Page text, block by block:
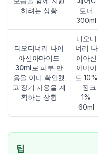
하려는 상황
토너
300ml
디오디너리 나이
아신아마이드
30ml로 피부 반
응을 이미 확인했
고 장기 사용을 계
획하는 상황
디오디
너리 나
이아신
아마이
드 10%
+ 징크
1%
60ml
팁